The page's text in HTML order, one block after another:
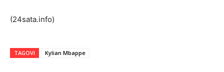
(24sata.info)
TAGOVI Kylian Mbappe